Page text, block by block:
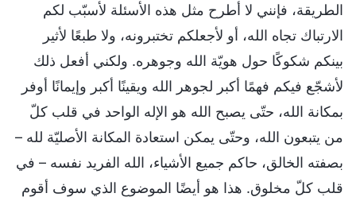
الطريقة، فإنني لا أطرح مثل هذه الأسئلة لأسبّب لكم
الارتباك تجاه الله، أو لأجعلكم تختبرونه، ولا طبعًا لأثير
بينكم شكوكًا حول هويّة الله وجوهره. ولكني أفعل ذلك
لأشجّع فيكم فهمًا أكبر لجوهر الله ويقينًا أكبر وإيمانًا أوفر
بمكانة الله، حتّى يصبح الله هو الإله الواحد في قلب كلّ
من يتبعون الله، وحتّى يمكن استعادة المكانة الأصليّة لله –
بصفته الخالق، حاكم جميع الأشياء، الله الفريد نفسه – في
قلب كلّ مخلوقٍ. هذا هو أيضًا الموضوع الذي سوف أقوم